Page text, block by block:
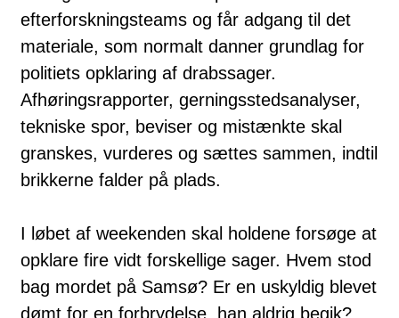
efterforskningsteams og får adgang til det
materiale, som normalt danner grundlag for
politiets opklaring af drabssager.
Afhøringsrapporter, gerningsstedsanalyser,
tekniske spor, beviser og mistænkte skal
granskes, vurderes og sættes sammen, indtil
brikkerne falder på plads.
I løbet af weekenden skal holdene forsøge at
opklare fire vidt forskellige sager. Hvem stod
bag mordet på Samsø? Er en uskyldig blevet
dømt for en forbrydelse, han aldrig begik?